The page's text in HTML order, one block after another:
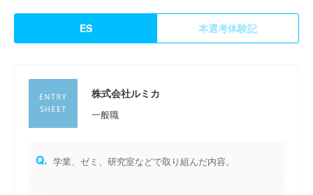
ES 本選考体験記
株式会社ルミカ
一般職
Q. 学業、ゼミ、研究室などで取り組んだ内容。